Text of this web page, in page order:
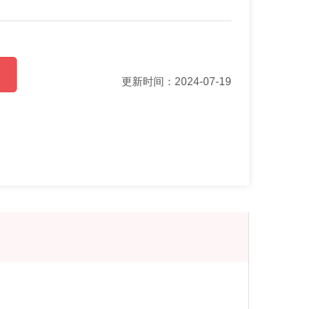
更新时间：2024-07-19